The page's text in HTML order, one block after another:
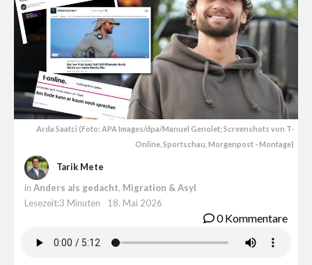
Arda Saatci (Foto: APA Images/dpa/Manuel Genolet; Screenshots von T-
Online, Sportschau, Morgenpost - Montage)
Tarik Mete
in Anders als gedacht, Migration & Asyl
Lesezeit:3 Minuten
18. Mai 2026
0 Kommentare